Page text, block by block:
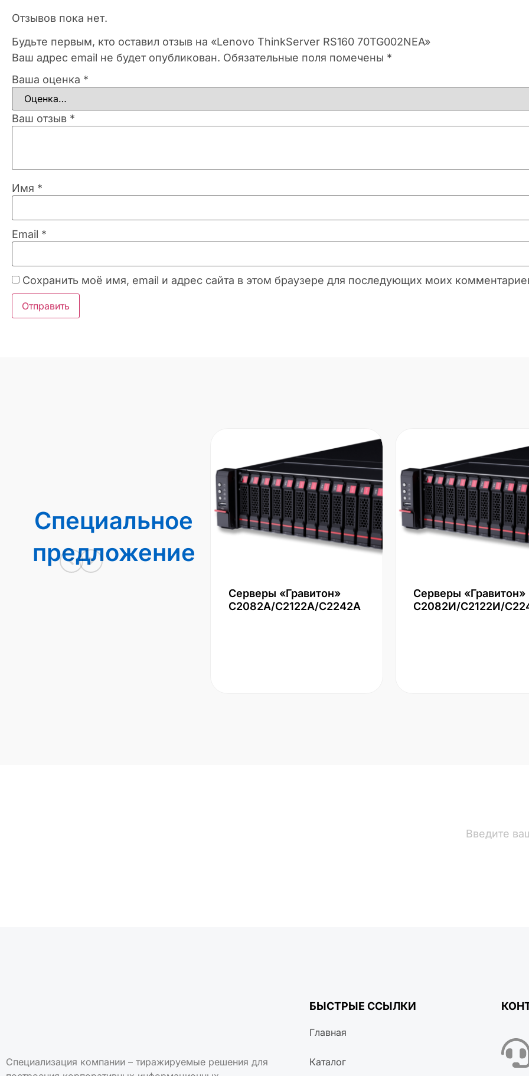
Отзывов пока нет.
Будьте первым, кто оставил отзыв на «Lenovo ThinkServer RS160 70TG002NEA»
Ваш адрес email не будет опубликован. Обязательные поля помечены *
Ваша оценка *
Ваш отзыв *
Имя *
Email *
Сохранить моё имя, email и адрес сайта в этом браузере для последующих моих
Специальное
предложение
Серверы «Гравитон»
С2082А/С2122А/С2242А
Серверы «Гравитон»
С2082И/С2122И/
Специализация компании – тиражируемые решения для
БЫСТРЫЕ ССЫЛКИ
Главная
Каталог